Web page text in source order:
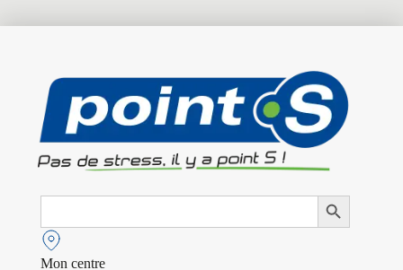
Search
Search Button
Mon centre